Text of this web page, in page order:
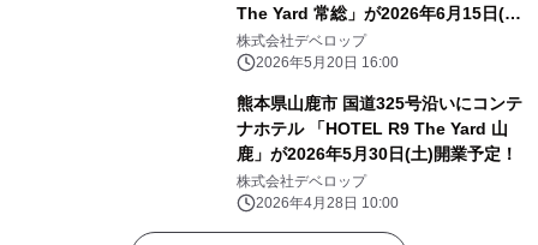
The Yard 常総」が2026年6月15日(月)
開業！
株式会社デベロップ
2026年5月20日 16:00
熊本県山鹿市 国道325号沿いにコンテ
ナホテル 「HOTEL R9 The Yard 山
鹿」が2026年5月30日(土)開業予定！
株式会社デベロップ
2026年4月28日 10:00